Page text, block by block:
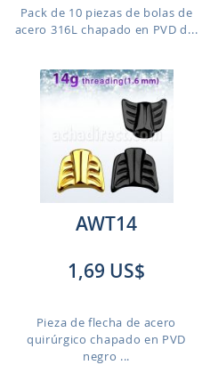
Pack de 10 piezas de bolas de
acero 316L chapado en PVD d...
AWT14
1,69 US$
Pieza de flecha de acero
quirúrgico chapado en PVD
negro ...